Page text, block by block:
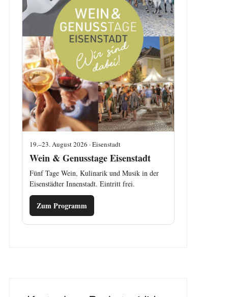
19.–23. August 2026 · Eisenstadt
Wein & Genusstage Eisenstadt
Fünf Tage Wein, Kulinarik und Musik in der
Eisenstädter Innenstadt. Eintritt frei.
Zum Programm